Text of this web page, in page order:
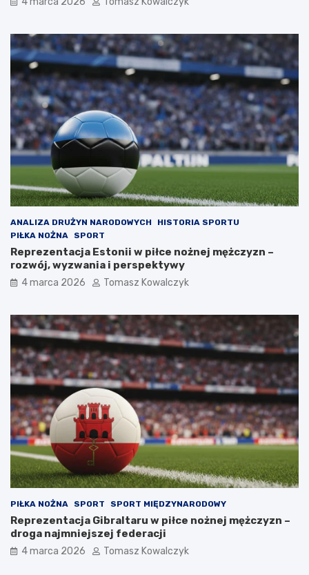
ANALIZA DRUŻYN NARODOWYCH
HISTORIA SPORTU
PIŁKA NOŻNA
SPORT
Reprezentacja Estonii w piłce nożnej mężczyzn –
rozwój, wyzwania i perspektywy
4 marca 2026 Tomasz Kowalczyk
PIŁKA NOŻNA SPORT SPORT MIĘDZYNARODOWY
Reprezentacja Gibraltaru w piłce nożnej mężczyzn –
droga najmniejszej federacji
4 marca 2026 Tomasz Kowalczyk